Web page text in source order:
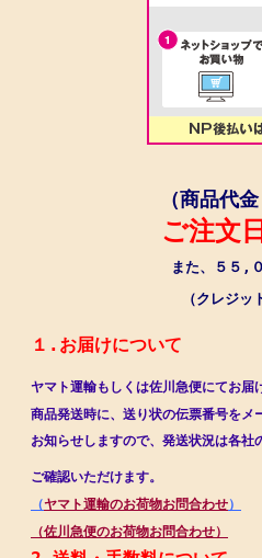
（商品代
ご注文日
また、５５,００
（クレジット
１.お届けについて　　
ヤマト運輸もしくは佐川急便にてお
商品発送時に、送り状の伝票番号をメ
お知らせしますので、発送状況は各
ご確認いただけます。　　　　　　
（ヤマト運輸のお荷物お問合わせ）
（佐川急便のお荷物お問合わせ）